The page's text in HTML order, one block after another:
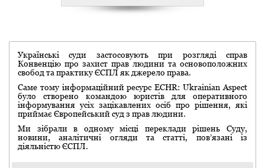
Українські суди застосовують при розгляді справ
Конвенцію про захист прав людини та основоположних
свобод та практику ЄСПЛ як джерело права.
Саме тому інформаційний ресурс ECHR: Ukrainian Aspect
було створено командою юристів для оперативного
інформування усіх зацікавлених осіб про рішення, які
приймає Європейський суд з прав людини.
Ми зібрали в одному місці переклади рішень Суду,
новини, аналітичні огляди та статті, пов’язані із
діяльністю ЄСПЛ.